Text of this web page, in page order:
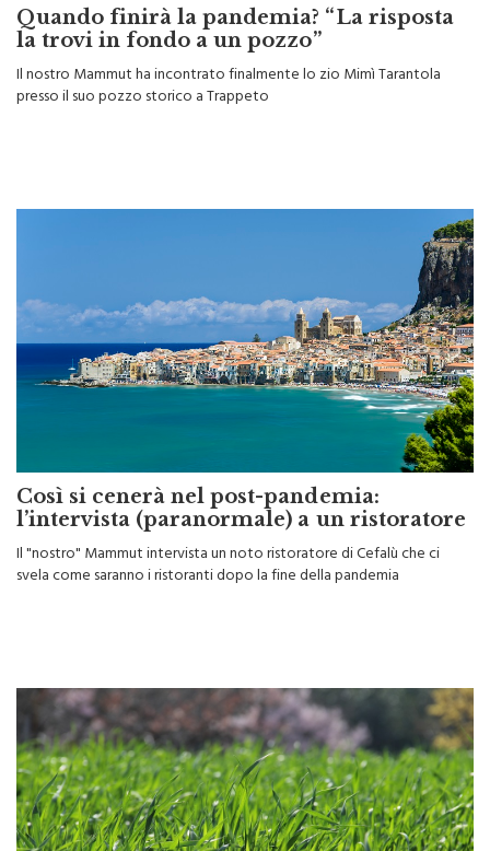
Quando finirà la pandemia? “La risposta
la trovi in fondo a un pozzo”
Così si cenerà nel post-pandemia:
l’intervista (paranormale) a un ristoratore